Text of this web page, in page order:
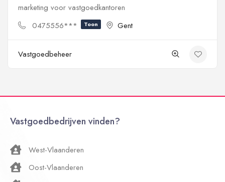
marketing voor vastgoedkantoren
0475556***
Toon Gent
Vastgoedbeheer
Vastgoedbedrijven vinden?
West-Vlaanderen
Oost-Vlaanderen